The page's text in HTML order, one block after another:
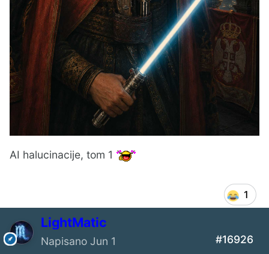
AI halucinacije, tom 1
1
LightMatic
Napisano Jun 1 #16926